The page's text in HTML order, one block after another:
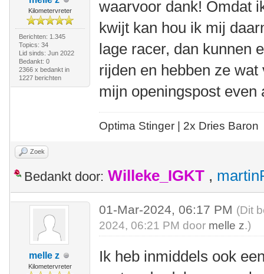
Kilometervreter
Berichten: 1.345
Topics: 34
Lid sinds: Jun 2022
Bedankt: 0
2366 x bedankt in
1227 berichten
waarvoor dank! Omdat
kwijt kan hou ik mij
lage racer, dan kunnen
rijden en hebben ze
mijn openingspost even
Optima Stinger | 2x Dries Baron
Zoek
Bedankt door: Willeke_IGKT ,
melle z
Kilometervreter
01-Mar-2024, 06:17 PM (Dit
2024, 06:21 PM door melle z.)
Ik heb inmiddels ook